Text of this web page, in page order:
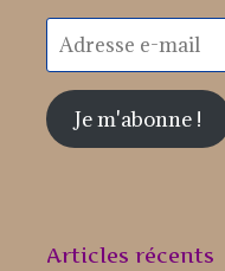
Adresse
e-
Je m'abonne !
Articles récents